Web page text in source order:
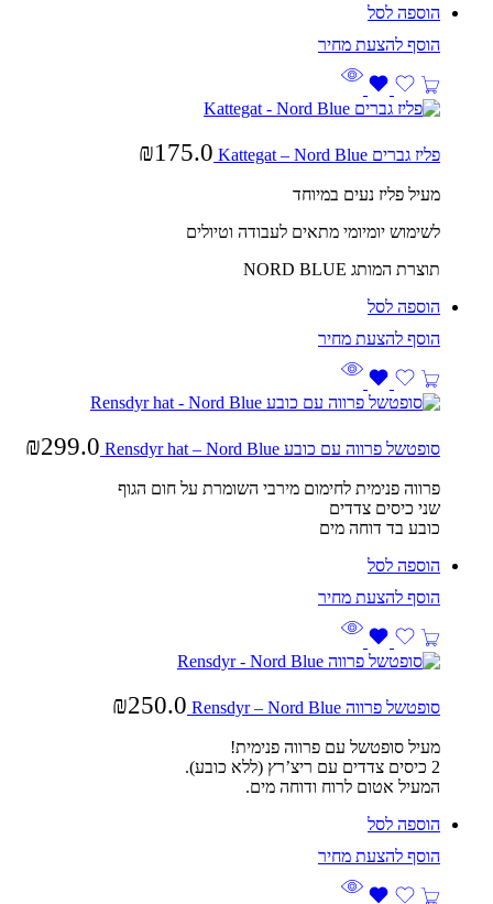
הוספה לסל
פליז גברים Kattegat – Nord Blue ₪175.0
מעיל פליז נעים במיוחד
לשימוש יומיומי מתאים לעבודה וטיולים
תוצרת המותג NORD BLUE
הוספה לסל
סופטשל פרווה עם כובע Rensdyr hat – Nord Blue ₪299.0
פרווה פנימית לחימום מירבי השומרת על חום הגוף
שני כיסים צדדים
כובע בד דוחה מים
הוספה לסל
סופטשל פרווה Rensdyr – Nord Blue ₪250.0
מעיל סופטשל עם פרווה פנימית!
2 כיסים צדדים עם ריצ’רץ (ללא כובע).
המעיל אטום לרוח ודוחה מים.
הוספה לסל